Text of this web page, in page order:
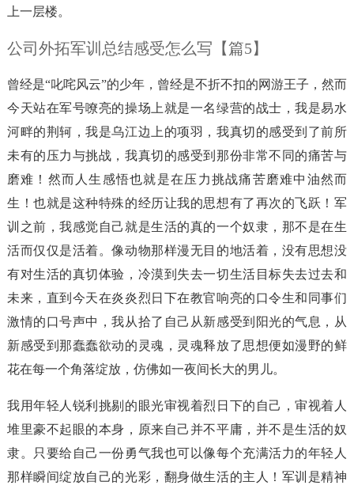
上一层楼。
公司外拓军训总结感受怎么写【篇5】
曾经是“叱咤风云”的少年，曾经是不折不扣的网游王子，然而
今天站在军号嘹亮的操场上就是一名绿营的战士，我是易水
河畔的荆轲，我是乌江边上的项羽，我真切的感受到了前所
未有的压力与挑战，我真切的感受到那份非常不同的痛苦与
磨难！然而人生感悟也就是在压力挑战痛苦磨难中油然而
生！也就是这种特殊的经历让我的思想有了再次的飞跃！军
训之前，我感觉自己就是生活的真的一个奴隶，那不是在生
活而仅仅是活着。像动物那样漫无目的地活着，没有思想没
有对生活的真切体验，冷漠到失去一切生活目标失去过去和
未来，直到今天在炎炎烈日下在教官响亮的口令生和同事们
激情的口号声中，我从拾了自己从新感受到阳光的气息，从
新感受到那蠢蠢欲动的灵魂，灵魂释放了思想便如漫野的鲜
花在每一个角落绽放，仿佛如一夜间长大的男儿。
我用年轻人锐利挑剔的眼光审视着烈日下的自己，审视着人
堆里豪不起眼的本身，原来自己并不平庸，并不是生活的奴
隶。只要给自己一份勇气我也可以像每个充满活力的年轻人
那样瞬间绽放自己的光彩，翻身做生活的主人！军训是精神